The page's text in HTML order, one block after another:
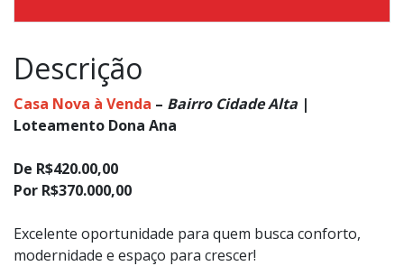
Descrição
Casa Nova à Venda – Bairro Cidade Alta |
Loteamento Dona Ana
De R$420.00,00
Por R$370.000,00
Excelente oportunidade para quem busca conforto,
modernidade e espaço para crescer!